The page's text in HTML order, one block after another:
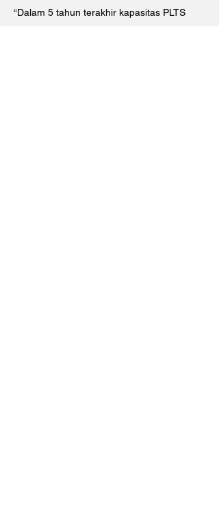
“Dalam 5 tahun terakhir kapasitas PLTS